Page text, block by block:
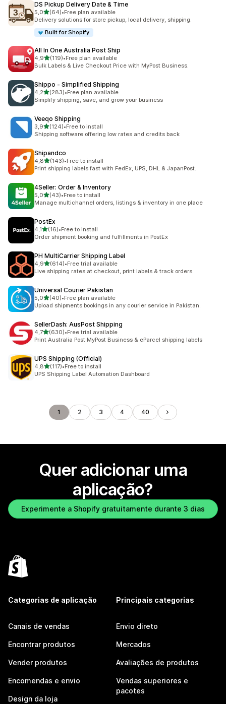
DS Pickup Delivery Date & Time
5,0de 5 estrelas
(64)
64 total de avaliações
•Free plan available
Delivery solutions for store pickup, local delivery, shipping.
Built for Shopify
All In One Australia Post Ship
4,9de 5 estrelas
(119)
119 total de avaliações
•Free plan available
Bulk Labels & Live Checkout Price with MyPost Business.
Shippo ‑ Simplified Shipping
4,2de 5 estrelas
(283)
283 total de avaliações
•Free plan available
Simplify shipping, save, and grow your business
Veeqo Shipping
3,9de 5 estrelas
(124)
124 total de avaliações
•Free to install
Shipping software offering low rates and credits back
Shipandco
4,8de 5 estrelas
(143)
143 total de avaliações
•Free to install
Print shipping labels fast with FedEx, UPS, DHL & JapanPost.
4Seller: Order & Inventory
5,0de 5 estrelas
(43)
43 total de avaliações
•Free to install
Manage multichannel orders, listings & inventory in one place
PostEx
4,1de 5 estrelas
(16)
16 total de avaliações
•Free to install
Order shipment booking and fulfillments in PostEx
PH MultiCarrier Shipping Label
4,9de 5 estrelas
(614)
614 total de avaliações
•Free trial available
Live shipping rates at checkout, print labels & track orders.
Universal Courier Pakistan
5,0de 5 estrelas
(40)
40 total de avaliações
•Free plan available
Upload shipments bookings in any courier service in Pakistan.
SellerDash: AusPost Shipping
4,7de 5 estrelas
(630)
630 total de avaliações
•Free trial available
Print Australia Post MyPost Business & eParcel shipping labels
UPS Shipping (Official)
4,8de 5 estrelas
(117)
117 total de avaliações
•Free to install
UPS Shipping Label Automation Dashboard
1 2 3 4 40
Quer adicionar uma
aplicação?
Experimente a Shopify gratuitamente durante 3 dias
Categorias de aplicação
Canais de vendas
Encontrar produtos
Vender produtos
Encomendas e envio
Design da loja
Principais categorias
Envio direto
Mercados
Avaliações de produtos
Vendas superiores e
pacotes